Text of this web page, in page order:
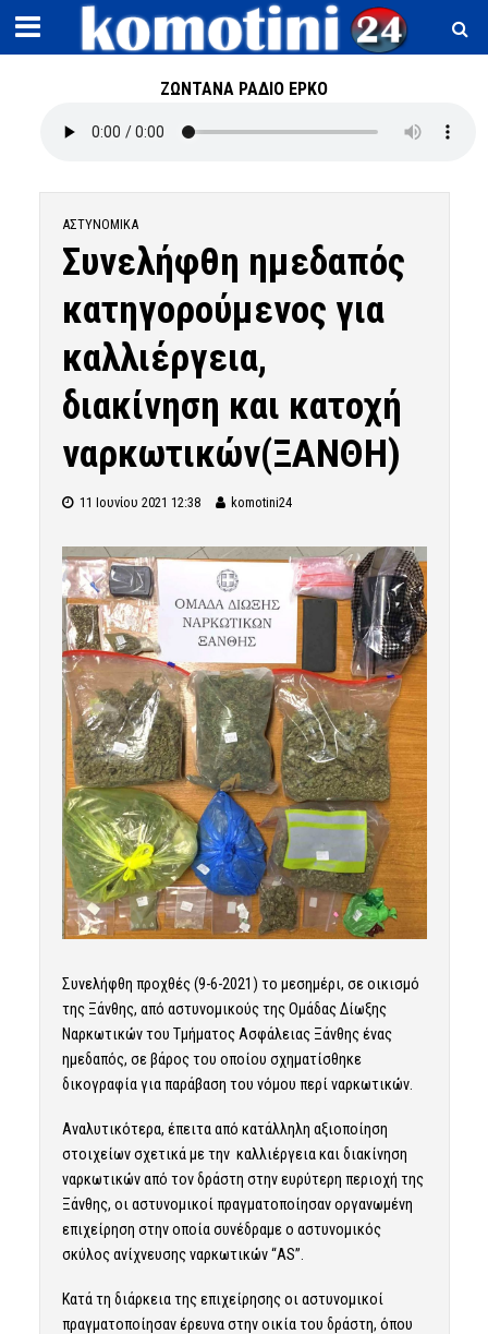
ΖΩΝΤΑΝΑ ΡΑΔΙΟ ΕΡΚΟ
ΑΣΤΥΝΟΜΙΚΆ
Συνελήφθη ημεδαπός
κατηγορούμενος για
καλλιέργεια,
διακίνηση και κατοχή
ναρκωτικών(ΞΑΝΘΗ)
11 Ιουνίου 2021 12:38 komotini24
Συνελήφθη προχθές (9-6-2021) το μεσημέρι, σε οικισμό
της Ξάνθης, από αστυνομικούς της Ομάδας Δίωξης
Ναρκωτικών του Τμήματος Ασφάλειας Ξάνθης ένας
ημεδαπός, σε βάρος του οποίου σχηματίσθηκε
δικογραφία για παράβαση του νόμου περί ναρκωτικών.
Αναλυτικότερα, έπειτα από κατάλληλη αξιοποίηση
στοιχείων σχετικά με την καλλιέργεια και διακίνηση
ναρκωτικών από τον δράστη στην ευρύτερη περιοχή της
Ξάνθης, οι αστυνομικοί πραγματοποίησαν οργανωμένη
επιχείρηση στην οποία συνέδραμε ο αστυνομικός
σκύλος ανίχνευσης ναρκωτικών “AS”.
Κατά τη διάρκεια της επιχείρησης οι αστυνομικοί
πραγματοποίησαν έρευνα στην οικία του δράστη, όπου